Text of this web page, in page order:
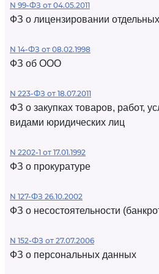
N 99-ФЗ от 04.05.2011
ФЗ о лицензировании
N 14-ФЗ от 08.02.1998
ФЗ об ООО
N 223-ФЗ от 18.07.2011
ФЗ о закупках товаров, работ,
видами юридических лиц
N 2202-1 от 17.01.1992
ФЗ о прокуратуре
N 127-ФЗ 26.10.2002
ФЗ о несостоятельности
N 152-ФЗ от 27.07.2006
ФЗ о персональных данных